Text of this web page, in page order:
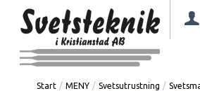
Start / MENY / Svetsutrustning /